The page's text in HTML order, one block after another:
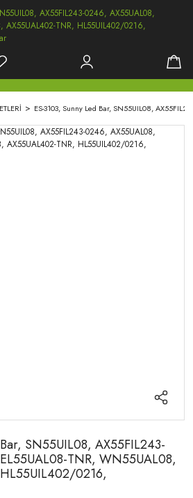
ES-3103, Sunny Led Bar, SN55UIL08,
SN55UIL08, AX55FIL243-
TNR, WN55UAL08,
0216,